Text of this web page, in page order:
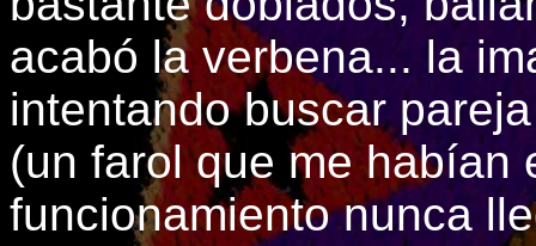
acabó la verbena... la
intentando buscar
(un farol que me habían
funcionamiento nunca